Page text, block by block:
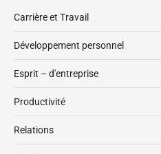
Carrière et Travail
Développement personnel
Esprit – d'entreprise
Productivité
Relations